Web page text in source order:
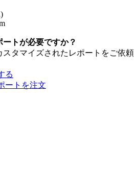
トが必要ですか？
スタマイズされたレポートをご依頼
る
ートを注文